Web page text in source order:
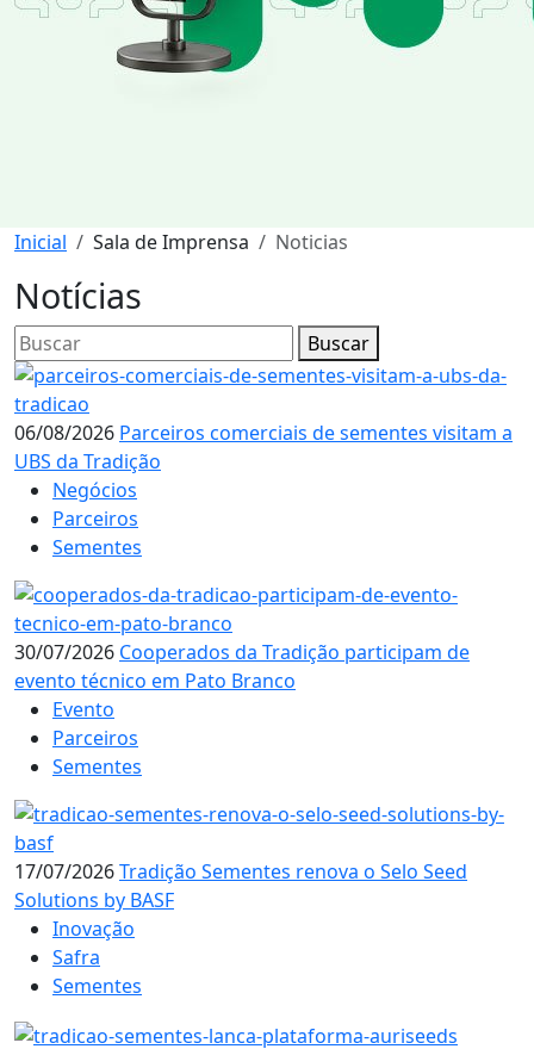
Inicial Sala de Imprensa Noticias
Notícias
Buscar
06/08/2026 Parceiros comerciais de sementes visitam a
UBS da Tradição
Negócios
Parceiros
Sementes
30/07/2026 Cooperados da Tradição participam de
evento técnico em Pato Branco
Evento
Parceiros
Sementes
17/07/2026Tradição Sementes renova o Selo Seed
Solutions by BASF
Inovação
Safra
Sementes